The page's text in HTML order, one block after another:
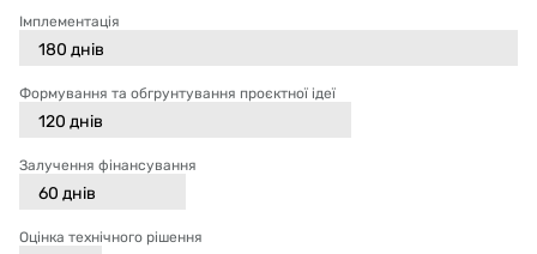
Імплементація
180 днів
Формування та обгрунтування проєктної ідеї
120 днів
Залучення фінансування
60 днів
Оцінка технічного рішення